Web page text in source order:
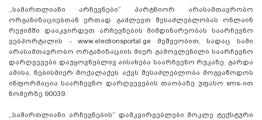
,,სამართლიანი არჩევნები“ პარტნიორ არასამთავრობო
ორგანიზაციებთან ერთად გაძლევთ შესაძლებლობას ონლაინ
რეჟიმში დააკვირდეთ არჩევნების მიმდინარეობას საარჩევნო
ვებპორტალის - www.electionsportal.ge მეშვეობით, სადაც სამი
არასამთავრობო ორგანიზაციის მიერ გამოვლენილი საარჩევნო
დარღვევები დაუყოვნებლივ აისახება საარჩვენო რუკაზე. გარდა
ამისა, ნებისმიერ მოქალაქეს აქვს შესაძლებლობა მოგვაწოდოს
ინფორმაცია საარჩევნო დარღვევების თაობაზე უფასო sms-ით
ნომერზე 90039.
,,სამართლიანი არჩევნების“ დამკვირვებლები მოკლე ტექსტური